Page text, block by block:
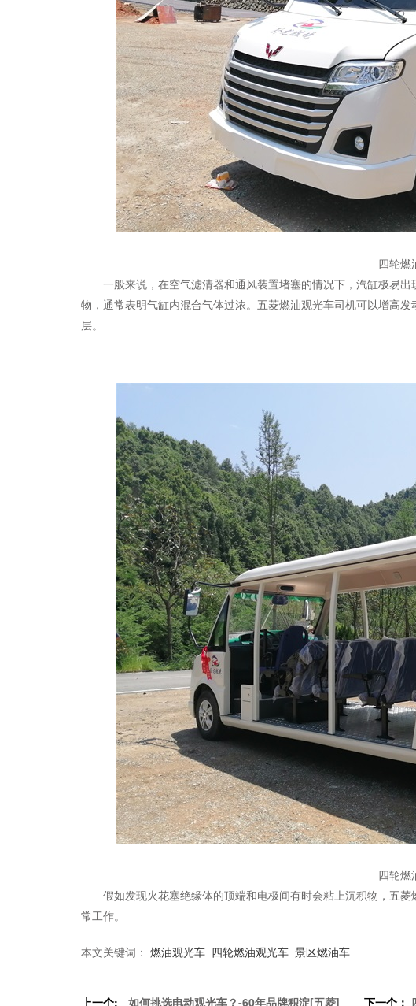
四轮燃
一般来说，在空气滤清器和通风装置堵塞的情况下，汽缸极易
物，通常表明气缸内混合气体过浓。五菱燃油观光车司机可以增高
层。
四轮燃
假如发现火花塞绝缘体的顶端和电极间有时会粘上沉积物，五
常工作。
本文关键词： 燃油观光车 四轮燃油观光车 景区燃油车
上一个: 如何挑选电动观光车？-60年品牌积淀[五菱] 下一个：